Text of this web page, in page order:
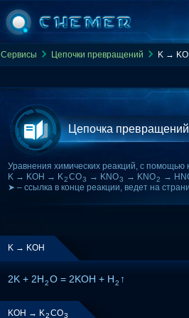
Сервисы Цепочки превращений K →
Цепочка превращений
Уравнения химических реакций, с
K → KOH → K2CO3 → KNO3 → KNO2 →
➤ – ссылка в конце реакции, ведет на
K → KOH
2K + 2H2O = 2KOH + H2 ↑
KOH → K2CO3